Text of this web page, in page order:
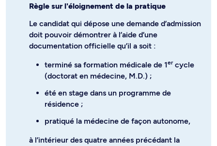
Règle sur l'éloignement de la pratique
Le candidat qui dépose une demande d’admission
doit pouvoir démontrer à l’aide d’une
documentation officielle qu’il a soit :
terminé sa formation médicale de 1ercycle
(doctorat en médecine, M.D.) ;
été en stage dans un programme de
résidence ;
pratiqué la médecine de façon autonome,
à l’intérieur des quatre années précédant la